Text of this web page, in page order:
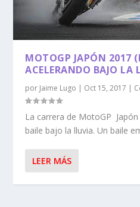
MOTOGP JAPÓN 2017
ACELERANDO BAJO LA
por Jaime Lugo | Oct 15, 2017 |
La carrera de MotoGP
baile bajo la lluvia. Un baile
LEER MÁS